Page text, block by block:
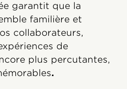
garantit que la
familière et
collaborateurs,
de
plus percutantes,
.